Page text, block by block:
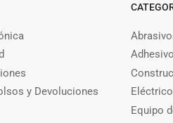
y Devoluciones
Eléctrico
Equipo